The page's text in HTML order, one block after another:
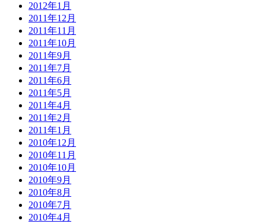
2012年1月
2011年12月
2011年11月
2011年10月
2011年9月
2011年7月
2011年6月
2011年5月
2011年4月
2011年2月
2011年1月
2010年12月
2010年11月
2010年10月
2010年9月
2010年8月
2010年7月
2010年4月